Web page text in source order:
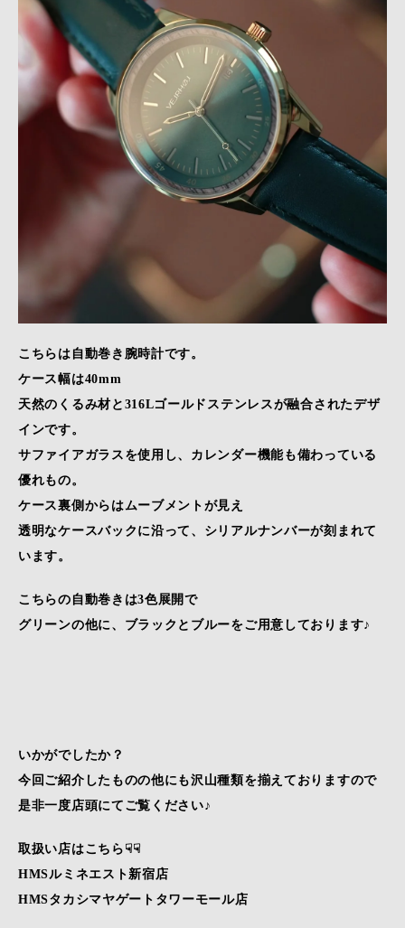
こちらは自動巻き腕時計です。
ケース幅は40mm
天然のくるみ材と316Lゴールドステンレスが融合されたデザ
インです。
サファイアガラスを使用し、カレンダー機能も備わっている
優れもの。
ケース裏側からはムーブメントが見え
透明なケースバックに沿って、シリアルナンバーが刻まれて
います。
こちらの自動巻きは3色展開で
グリーンの他に、ブラックとブルーをご用意しております♪
いかがでしたか？
今回ご紹介したものの他にも沢山種類を揃えておりますので
是非一度店頭にてご覧ください♪
取扱い店はこちら☟☟
HMSルミネエスト新宿店
HMSタカシマヤゲートタワーモール店